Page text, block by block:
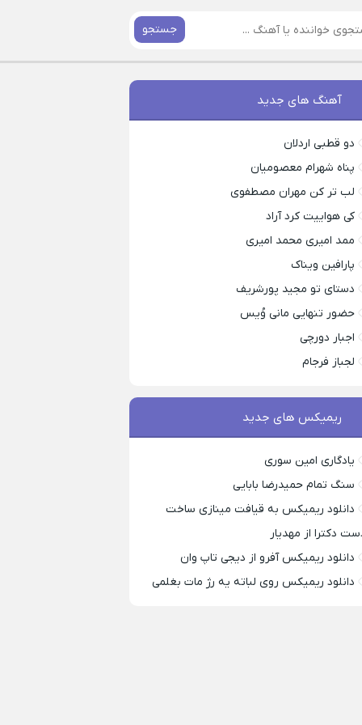
جستجو
آهنگ های جدید
دو قطبی اردلان
پناه شهرام معصومیان
لب تر کن مهران مصطفوی
کی هواییت کرد آراد
ممد امیری محمد امیری
پارافین ویناک
دستای تو مجید پورشریف
حضور تنهایی مانی وُیس
اجبار دورچی
لجباز فرجام
ریمیکس های جدید
یادگاری امین سوری
سنگ تمام حمیدرضا بابایی
دانلود ریمیکس به قیافت مینازی ساخت
دکترا از مهدیار
دانلود ریمیکس آفرو از ديجی تاپ وان
دانلود ریمیکس روی لباته یه رژ مات بغلمی